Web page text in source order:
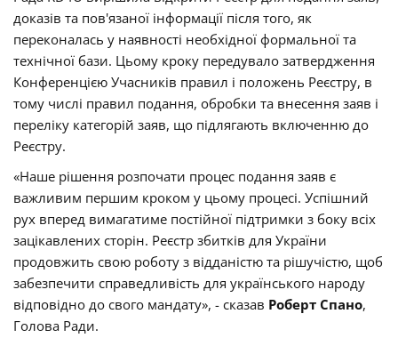
доказів та пов'язаної інформації після того, як
переконалась у наявності необхідної формальної та
технічної бази. Цьому кроку передувало затвердження
Конференцією Учасників правил і положень Реєстру, в
тому числі правил подання, обробки та внесення заяв і
переліку категорій заяв, що підлягають включенню до
Реєстру.
«Наше рішення розпочати процес подання заяв є
важливим першим кроком у цьому процесі. Успішний
рух вперед вимагатиме постійної підтримки з боку всіх
зацікавлених сторін. Реєстр збитків для України
продовжить свою роботу з відданістю та рішучістю, щоб
забезпечити справедливість для українського народу
відповідно до свого мандату», - сказав Роберт Спано,
Голова Ради.